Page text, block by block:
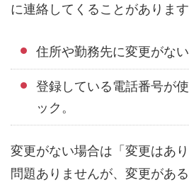
に連絡してくることがあります
住所や勤務先に変更がない
登録している電話番号が
ック。
変更がない場合は「変更はあ
問題ありませんが、変更があ